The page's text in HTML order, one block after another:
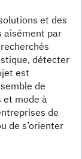
et des
aisément par
détecter
est
de
et mode à
de
de s’orienter